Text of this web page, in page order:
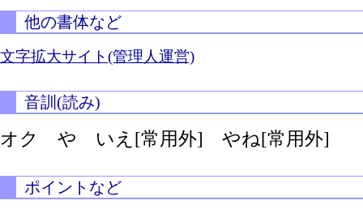
他の書体など
文字拡大サイト(管理人運営)
音訓(読み)
オク や いえ[常用外] やね[常用外]
ポイントなど